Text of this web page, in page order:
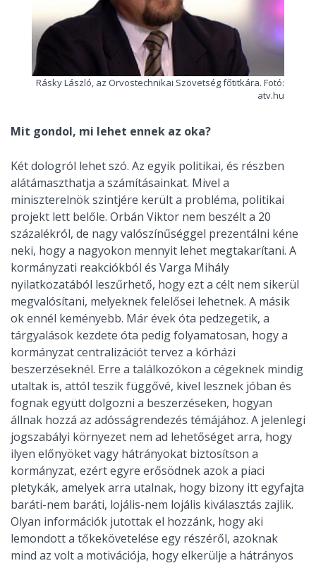
Rásky László, az Orvostechnikai Szövetség főtitkára. Fotó:
atv.hu
Mit gondol, mi lehet ennek az oka?
Két dologról lehet szó. Az egyik politikai, és részben
alátámaszthatja a számításainkat. Mivel a
miniszterelnök szintjére került a probléma, politikai
projekt lett belőle. Orbán Viktor nem beszélt a 20
százalékról, de nagy valószínűséggel prezentálni kéne
neki, hogy a nagyokon mennyit lehet megtakarítani. A
kormányzati reakciókból és Varga Mihály
nyilatkozatából leszűrhető, hogy ezt a célt nem sikerül
megvalósítani, melyeknek felelősei lehetnek. A másik
ok ennél keményebb. Már évek óta pedzegetik, a
tárgyalások kezdete óta pedig folyamatosan, hogy a
kormányzat centralizációt tervez a kórházi
beszerzéseknél. Erre a találkozókon a cégeknek mindig
utaltak is, attól teszik függővé, kivel lesznek jóban és
fognak együtt dolgozni a beszerzéseken, hogyan
állnak hozzá az adósságrendezés témájához. A jelenlegi
jogszabályi környezet nem ad lehetőséget arra, hogy
ilyen előnyöket vagy hátrányokat biztosítson a
kormányzat, ezért egyre erősödnek azok a piaci
pletykák, amelyek arra utalnak, hogy bizony itt egyfajta
baráti-nem baráti, lojális-nem lojális kiválasztás zajlik.
Olyan információk jutottak el hozzánk, hogy aki
lemondott a tőkekövetelése egy részéről, azoknak
mind az volt a motivációja, hogy elkerülje a hátrányos